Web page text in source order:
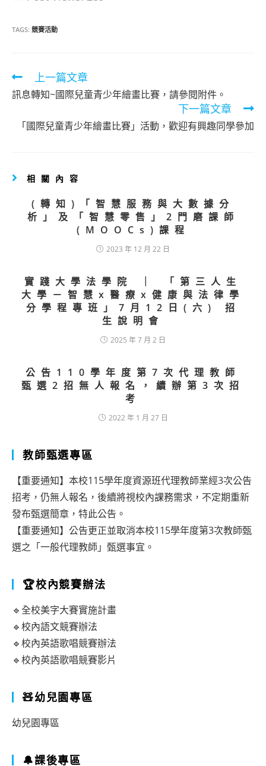
TAGS: 競賽活動
Read
more
上一篇文章
訊息轉知~國際兒童青少年繪畫比賽，請參閱附件。
下一篇文章
「國際兒童青少年繪畫比賽」活動，歡迎有興趣同學參加
相關內容
(轉知)「智慧服務與大數據分
析」及「智慧零售」2門磨課師
(MOOCs)課程
2023 年 12 月 22 日
實踐大學法學院 ｜ 「第三人生
大學－智慧x醫療x健康與法律學
分學程專班」7月12日(六) 招
生說明會
2025 年 7 月 2 日
公告110學年度第7次代理教師
甄選2招無人報名，續辦第3次招
考
2022 年 1 月 27 日
教師甄選專區
【重要通知】本校115學年度資源班代理教師業經3次公告
招考，仍無人報名，後續將視校內課務需求，不定期重新
發布甄選簡章，特此公告。
【重要通知】公告更正並取消本校115學年度第3次教師甄
選之「一般代理教師」甄選事宜。
🏆校內競賽辦法
🔹全校美字大賽實施計畫
🔹校內語文競賽辦法
🔹校內英語歌唱競賽辦法
🔹校內英語歌唱競賽影片
🧸幼兒園專區
幼兒園專區
🔔課後專區